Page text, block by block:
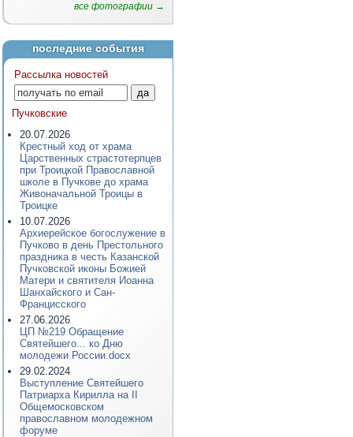
все фотографии →
последние события
Рассылка новостей
Пучковские
20.07.2026
Крестный ход от храма
Царственных страстотерпцев
при Троицкой Православной
школе в Пучкове до храма
Живоначальной Троицы в
Троицке
10.07.2026
Архиерейское богослужение в
Пучково в день Престольного
праздника в честь Казанской
Пучковской иконы Божией
Матери и святителя Иоанна
Шанхайского и Сан-
Францисского
27.06.2026
ЦП №219 Обращение
Святейшего... ко Дню
молодежи России.docx
29.02.2024
Выступление Святейшего
Патриарха Кирилла на II
Общемосковском
православном молодежном
форуме